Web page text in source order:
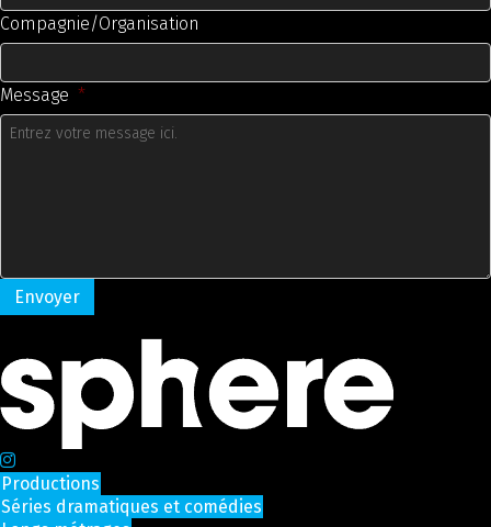
Compagnie/Organisation
Message *
Productions
Séries dramatiques et comédies